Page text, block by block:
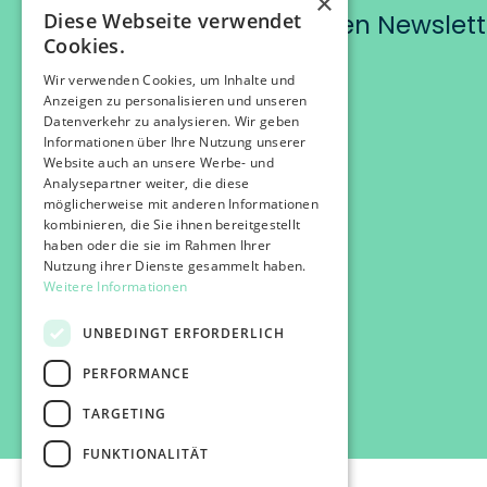
Abonniere unseren
Diese Webseite verwendet
Cookies.
Wir verwenden Cookies, um Inhalte und
Anzeigen zu personalisieren und unseren
Datenverkehr zu analysieren. Wir geben
Informationen über Ihre Nutzung unserer
Website auch an unsere Werbe- und
Analysepartner weiter, die diese
möglicherweise mit anderen Informationen
kombinieren, die Sie ihnen bereitgestellt
haben oder die sie im Rahmen Ihrer
Nutzung ihrer Dienste gesammelt haben.
Weitere Informationen
UNBEDINGT ERFORDERLICH
PERFORMANCE
TARGETING
FUNKTIONALITÄT